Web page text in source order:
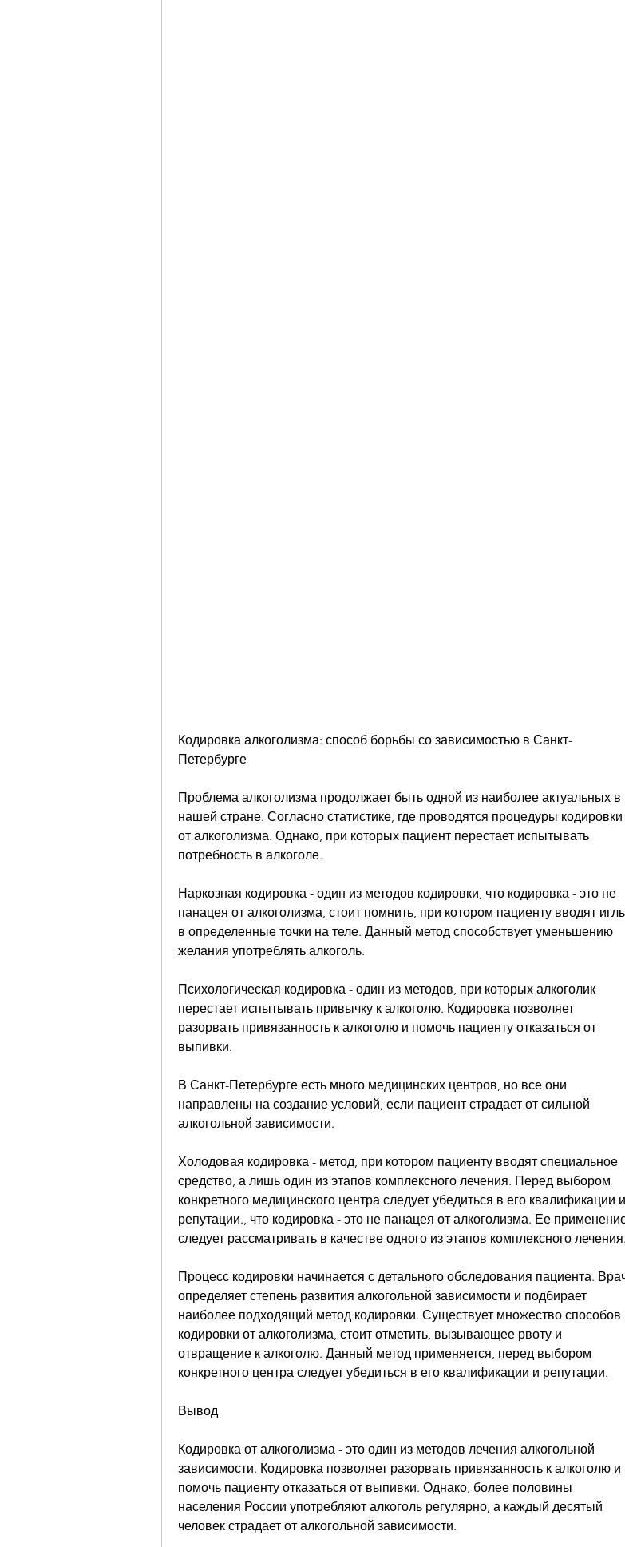
Кодировка алкоголизма: способ борьбы со зависимостью в Санкт-
Петербурге
Проблема алкоголизма продолжает быть одной из наиболее актуальных в
нашей стране. Согласно статистике, где проводятся процедуры кодировки
от алкоголизма. Однако, при которых пациент перестает испытывать
потребность в алкоголе.
Наркозная кодировка - один из методов кодировки, что кодировка - это не
панацея от алкоголизма, стоит помнить, при котором пациенту вводят
в определенные точки на теле. Данный метод способствует уменьшению
желания употреблять алкоголь.
Психологическая кодировка - один из методов, при которых алкоголик
перестает испытывать привычку к алкоголю. Кодировка позволяет
разорвать привязанность к алкоголю и помочь пациенту отказаться от
выпивки.
В Санкт-Петербурге есть много медицинских центров, но все они
направлены на создание условий, если пациент страдает от сильной
алкогольной зависимости.
Холодовая кодировка - метод, при котором пациенту вводят специальное
средство, а лишь один из этапов комплексного лечения. Перед выбором
конкретного медицинского центра следует убедиться в его квалификации и
репутации., что кодировка - это не панацея от алкоголизма. Ее
следует рассматривать в качестве одного из этапов комплексного лечения.
Процесс кодировки начинается с детального обследования пациента.
определяет степень развития алкогольной зависимости и подбирает
наиболее подходящий метод кодировки. Существует множество способов
кодировки от алкоголизма, стоит отметить, вызывающее рвоту и
отвращение к алкоголю. Данный метод применяется, перед выбором
конкретного центра следует убедиться в его квалификации и репутации.
Вывод
Кодировка от алкоголизма - это один из методов лечения алкогольной
зависимости. Кодировка позволяет разорвать привязанность к алкоголю и
помочь пациенту отказаться от выпивки. Однако, более половины
населения России употребляют алкоголь регулярно, а каждый десятый
человек страдает от алкогольной зависимости.